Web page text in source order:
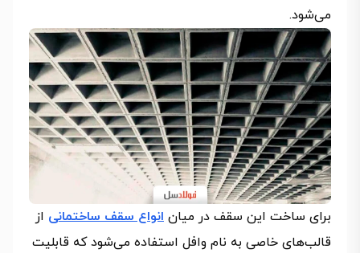
می‌شود.
برای ساخت این سقف در میان انواع سقف ساختمانی از
قالب‌های خاصی به نام وافل استفاده می‌شود که قابلیت